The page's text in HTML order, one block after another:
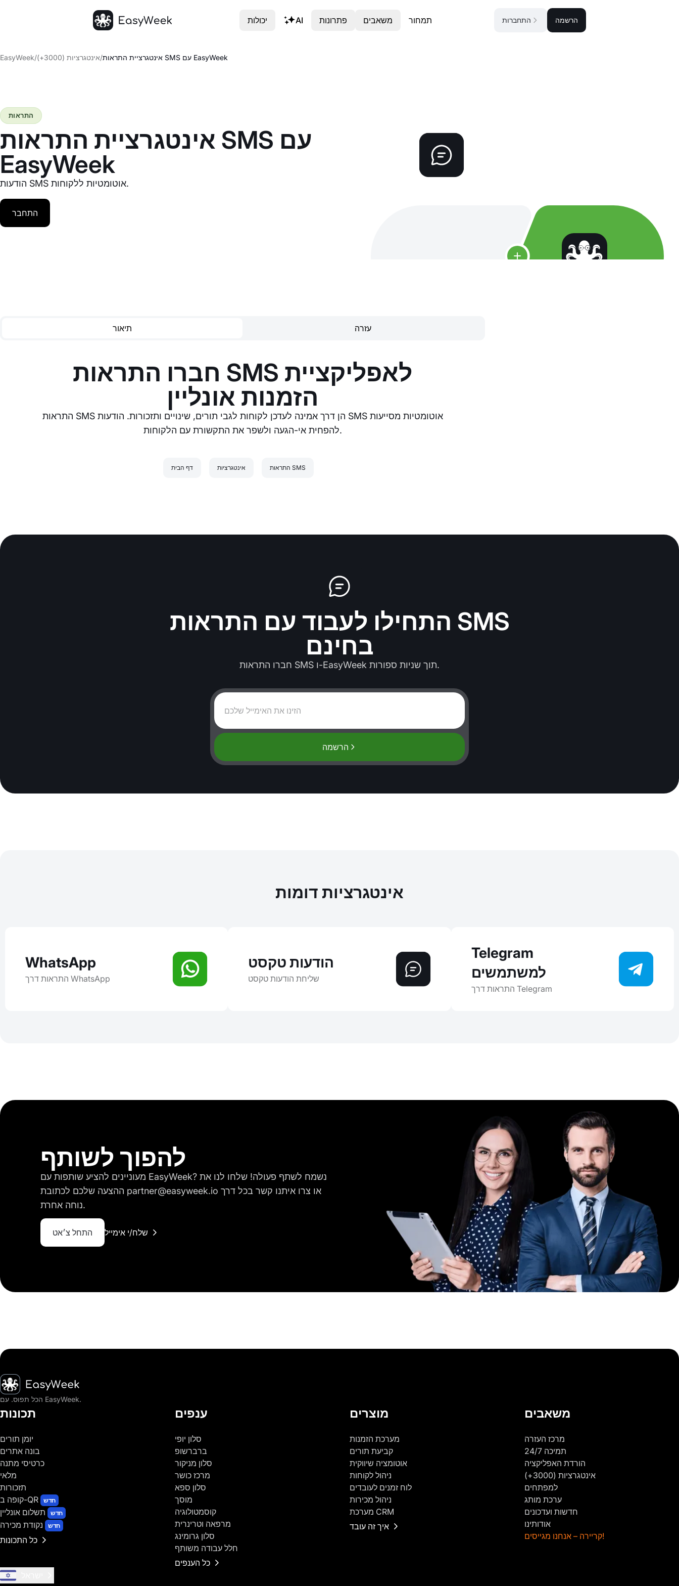
EasyWeek/ אינטגרציות (3000+)/ אינטגרציית התראות SMS עם EasyWeek
אינטגרציית התראות SMS עם
EasyWeek
הודעות SMS אוטומטיות ללקוחות.
התראות
התחבר
תיאור עזרה
חברו התראות SMS לאפליקציית
הזמנות אונליין
התראות SMS הן דרך אמינה לעדכן לקוחות לגבי תורים, שינויים ותזכורות. הודעות SMS אוטומטיות מסייעות
להפחית אי-הגעה ולשפר את התקשורת עם הלקוחות.
דף הבית אינטגרציות התראות SMS
התחילו לעבוד עם התראות SMS
בחינם
חברו התראות SMS ו-EasyWeek תוך שניות ספורות.
הרשמה
אינטגרציות דומות
WhatsApp
התראות דרך WhatsApp
הודעות טקסט
שליחת הודעות טקסט
Telegram
למשתמשים
התראות דרך Telegram
להפוך לשותף
מעוניינים להציע שותפות עם EasyWeek? נשמח לשתף פעולה! שלחו לנו את
ההצעה שלכם לכתובת partner@easyweek.io או צרו איתנו קשר בכל דרך
נוחה אחרת.
התחל צ׳אט שלח/י אימייל
יכולות AI פתרונות משאבים תמחור התחברות הרשמה
דף הבית
הכל תפוס. עם EasyWeek.
תכונות
יומן תורים
בונה אתרים
כרטיסי מתנה
מלאי
תזכורות
קופה ב-QR
חדש
חדש
חדש
כל התכונות
ענפים
סלון יופי
ברברשופ
סלון מניקור
מרכז כושר
סלון ספא
מוסך
קוסמטולוגיה
מרפאה וטרינרית
סלון גרומינג
חלל עבודה משותף
כל הענפים
מוצרים
מערכת הזמנות
קביעת תורים
אוטומציה שיווקית
ניהול לקוחות
לוח זמנים לעובדים
ניהול מכירות
מערכת CRM
איך זה עובד
משאבים
מרכז העזרה
תמיכה 24/7
הורדת האפליקציה
אינטגרציות (3000+)
למפתחים
ערכת מותג
חדשות ועדכונים
אודותינו
קריירה – אנחנו מגייסים!